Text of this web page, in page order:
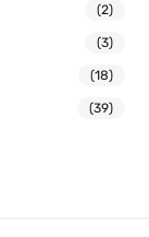
(2)
(3)
(18)
(39)